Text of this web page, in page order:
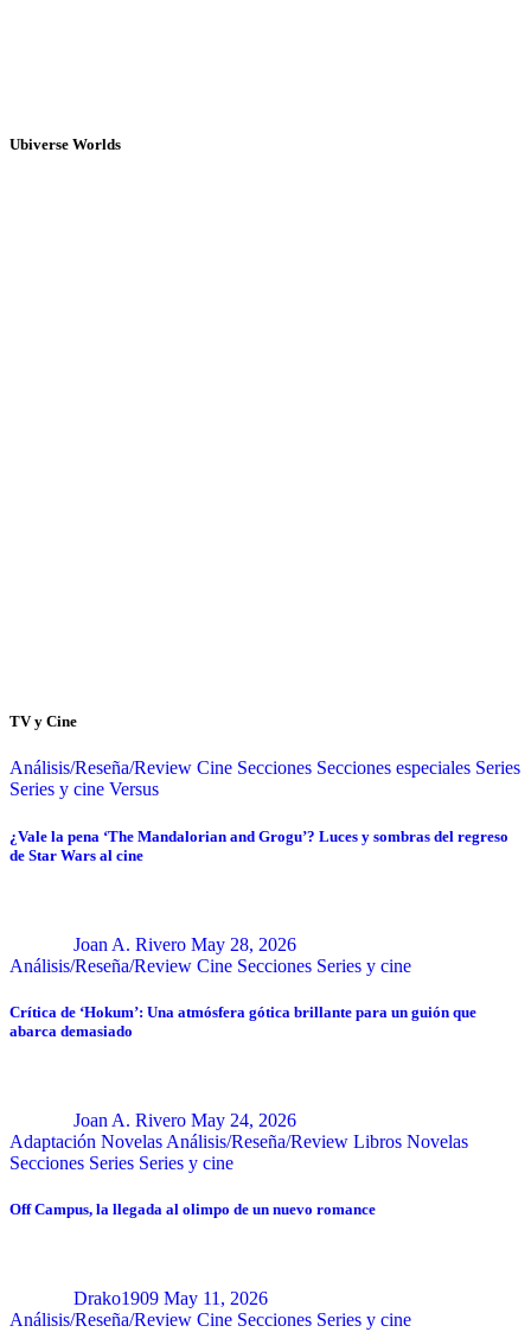
Ubiverse Worlds
TV y Cine
Análisis/Reseña/Review Cine Secciones Secciones especiales Series
Series y cine Versus
¿Vale la pena ‘The Mandalorian and Grogu’? Luces y sombras del regreso
de Star Wars al cine
Joan A. Rivero May 28, 2026
Análisis/Reseña/Review Cine Secciones Series y cine
Crítica de ‘Hokum’: Una atmósfera gótica brillante para un guión que
abarca demasiado
Joan A. Rivero May 24, 2026
Adaptación Novelas Análisis/Reseña/Review Libros Novelas
Secciones Series Series y cine
Off Campus, la llegada al olimpo de un nuevo romance
Drako1909 May 11, 2026
Análisis/Reseña/Review Cine Secciones Series y cine